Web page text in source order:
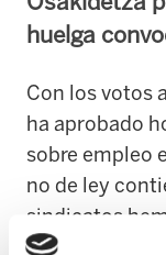
huelga
Con los votos
ha aprobado
sobre empleo
no de ley
sindicatos
materia de